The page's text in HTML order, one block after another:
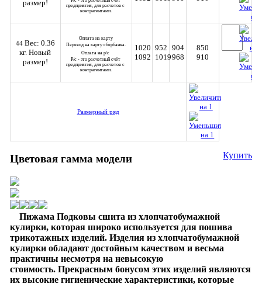
размер!
предприятия, для расчетов с
контрагентами.
44 Вес: 0.36
кг. Новый
размер!
Оплата на карту
Перевод на карту сбербанка.
Оплата на р/с
Р/с - это расчетный счёт
предприятия, для расчетов с
контрагентами.
1020
1092
952
1019
904
968
850
910
Размерный ряд
Купить
Цветовая гамма модели
Пижама Подковы сшита из хлопчатобумажной
кулирки, которая широко используется для пошива
трикотажных изделий. Изделия из хлопчатобумажной
кулирки обладают достойным качеством ивесьма
практичны несмотря на невысокую
стоимость.Прекрасным бонусом этих изделий являются
их высокие гигиенические характеристики, которые